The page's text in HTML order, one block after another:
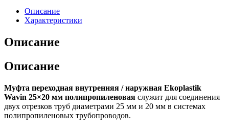
Описание
Характеристики
Описание
Описание
Муфта переходная внутренняя / наружная Ekoplastik
Wavin 25×20 мм полипропиленовая служит для соединения
двух отрезков труб диаметрами 25 мм и 20 мм в системах
полипропиленовых трубопроводов.